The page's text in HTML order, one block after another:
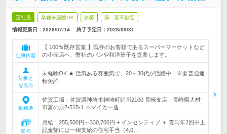
正社員 業種未経験OK 急募 第二新卒歓迎
情報更新日：2026/07/14 終了予定日： 2026/08/31
仕事内容
【 100％既存営業 】既存のお客様であるスーパーマーケットなど
の小売店へ、弊社のパンや和洋菓子を提案します。
対象と
なる方
未経験OK ★ 活気ある雰囲気で、20～30代が活躍中！※要普通運
転免許
勤務地
佐賀工場：佐賀県神埼市神埼町姉川2100 長崎支店：長崎県大村
市富の原2-515-1 ☆マイカー通…
給与
月給：255,500円～330,700円 + インセンティブ ＋ 賞与年2回※上
記金額には一律支給の住宅手当（4,0…